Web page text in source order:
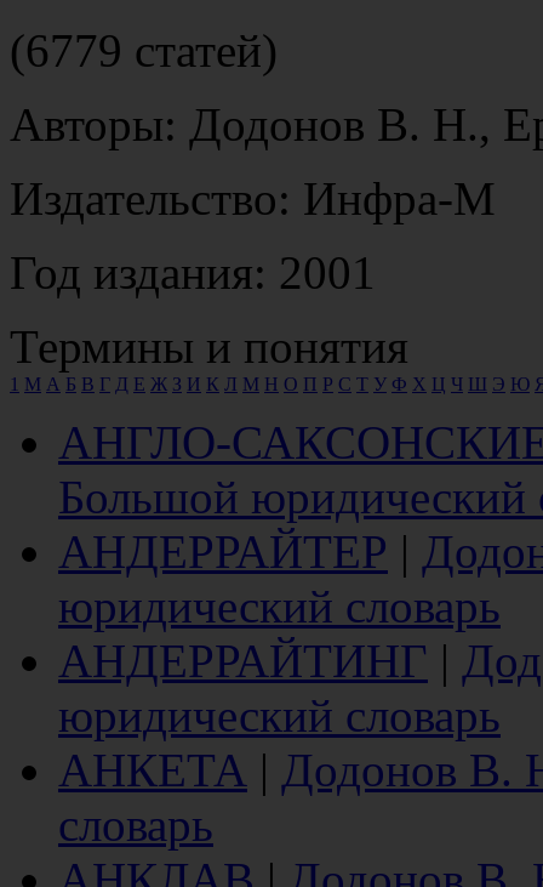
(6779 статей)
Авторы: Додонов В. Н.,
Издательство: Инфра-М
Год издания: 2001
Термины и понятия
1 M А Б В Г Д Е Ж З И К Л М Н О П Р С Т У Ф Х Ц Ч Ш Э Ю
АНГЛО-
Большой юридический
АНДЕРРАЙТЕР |
юридический словарь
АНДЕРРАЙТИНГ |
юридический словарь
АНКЕТА | Додонов В.
словарь